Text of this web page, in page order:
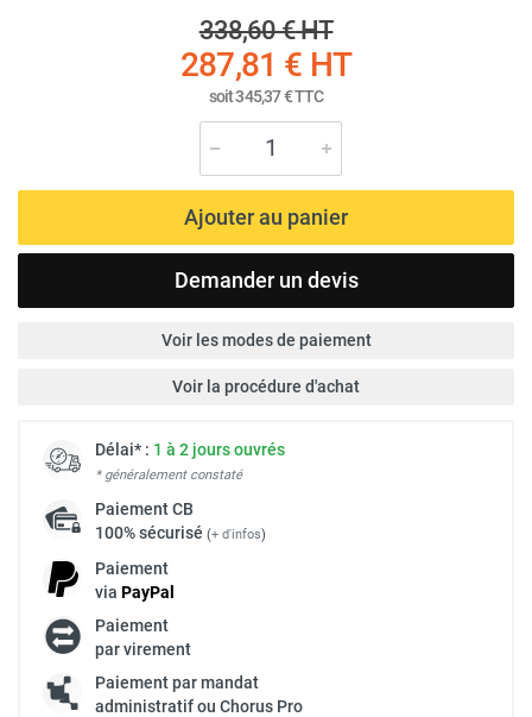
338,60 €HT
287,81 € HT
soit345,37 €TTC
Ajouter au panier
Demander un devis
Voir les modes de paiement
Voir la procédure d'achat
Délai* : 1 à 2 jours ouvrés
* généralement constaté
PaiementCB
100% sécurisé (+ d'infos)
Paiement
via PayPal
Paiement
par virement
Paiement par mandat
administratif ou Chorus Pro